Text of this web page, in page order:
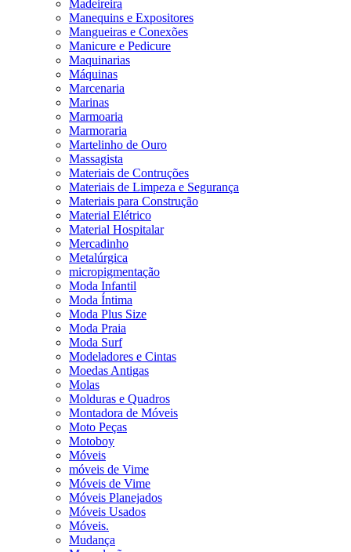
Madeireira
Manequins e Expositores
Mangueiras e Conexões
Manicure e Pedicure
Maquinarias
Máquinas
Marcenaria
Marinas
Marmoaria
Marmoraria
Martelinho de Ouro
Massagista
Materiais de Contruções
Materiais de Limpeza e Segurança
Materiais para Construção
Material Elétrico
Material Hospitalar
Mercadinho
Metalúrgica
micropigmentação
Moda Infantil
Moda Íntima
Moda Plus Size
Moda Praia
Moda Surf
Modeladores e Cintas
Moedas Antigas
Molas
Molduras e Quadros
Montadora de Móveis
Moto Peças
Motoboy
Móveis
móveis de Vime
Móveis de Vime
Móveis Planejados
Móveis Usados
Móveis.
Mudança